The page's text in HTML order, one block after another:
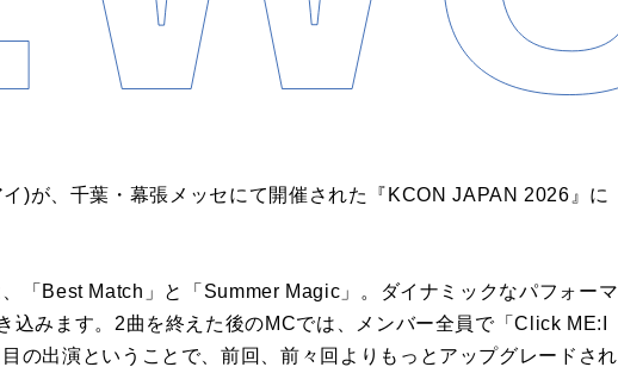
)が、千葉・幕張メッセにて開催された『KCON JAPAN 2026』に
「Best Match」と「Summer Magic」。ダイナミックなパフォーマ
込みます。2曲を終えた後のMCでは、メンバー全員で「Click ME:I
の出演ということで、前回、前々回よりもっとアップグレードされ